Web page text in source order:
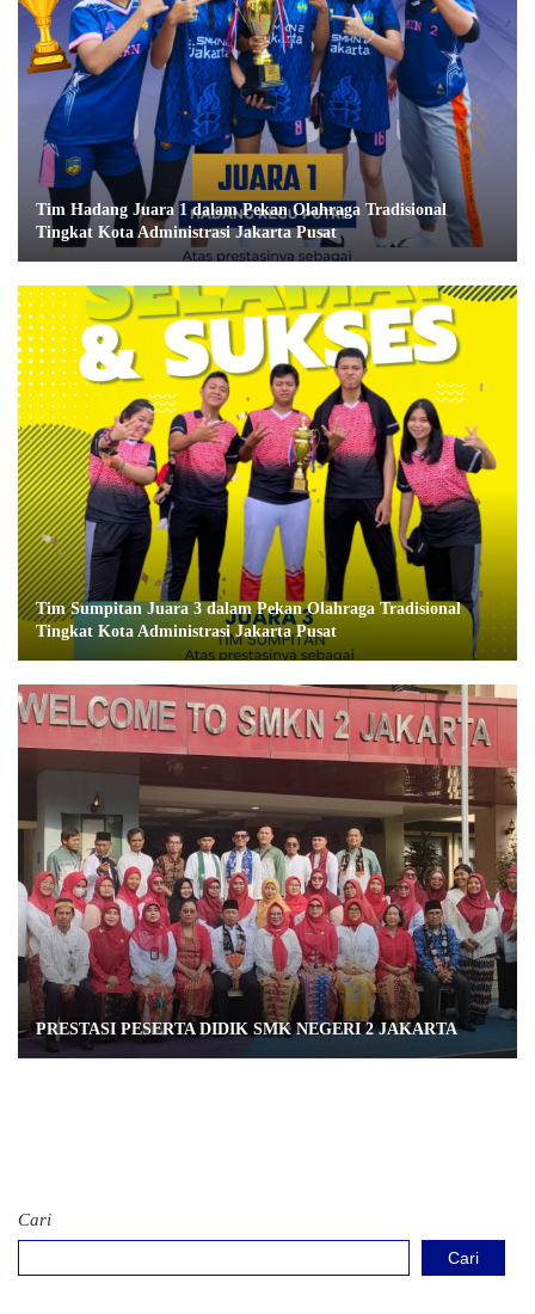
Tim Hadang Juara 1 dalam Pekan Olahraga Tradisional
Tingkat Kota Administrasi Jakarta Pusat
Tim Sumpitan Juara 3 dalam Pekan Olahraga Tradisional
Tingkat Kota Administrasi Jakarta Pusat
PRESTASI PESERTA DIDIK SMK NEGERI 2 JAKARTA
Cari
Cari